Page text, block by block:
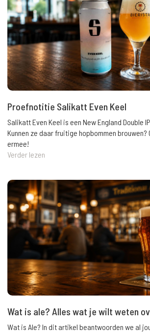
Proefnotitie Salikatt Even Keel
Salikatt Even Keel is een New England Double
Kunnen ze daar fruitige hopbommen
ermee!
Verder lezen
Wat is ale? Alles wat je wilt weten
Wat is Ale? In dit artikel beantwoorden we al